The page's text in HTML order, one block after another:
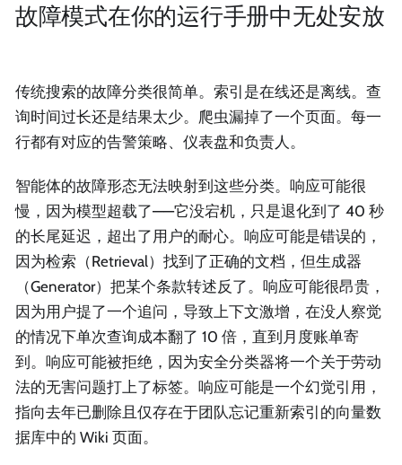
故障模式在你的运行手册中无处安放
传统搜索的故障分类很简单。索引是在线还是离线。查
询时间过长还是结果太少。爬虫漏掉了一个页面。每一
行都有对应的告警策略、仪表盘和负责人。
智能体的故障形态无法映射到这些分类。响应可能很
慢，因为模型超载了——它没宕机，只是退化到了 40 秒
的长尾延迟，超出了用户的耐心。响应可能是错误的，
因为检索（Retrieval）找到了正确的文档，但生成器
（Generator）把某个条款转述反了。响应可能很昂贵，
因为用户提了一个追问，导致上下文激增，在没人察觉
的情况下单次查询成本翻了 10 倍，直到月度账单寄
到。响应可能被拒绝，因为安全分类器将一个关于劳动
法的无害问题打上了标签。响应可能是一个幻觉引用，
指向去年已删除且仅存在于团队忘记重新索引的向量数
据库中的 Wiki 页面。